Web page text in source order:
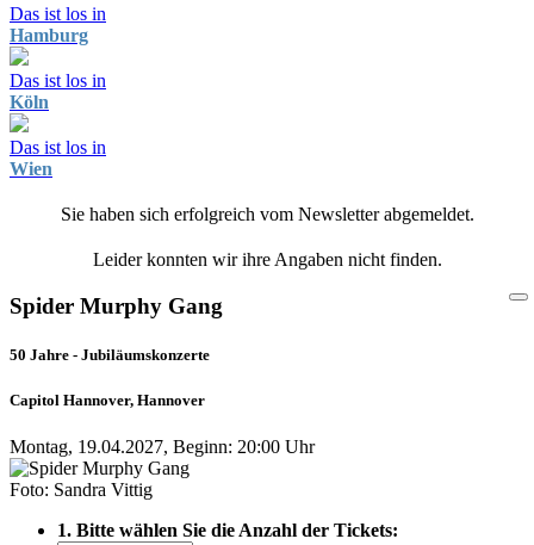
Das ist los in
Hamburg
Das ist los in
Köln
Das ist los in
Wien
Sie haben sich erfolgreich vom Newsletter abgemeldet.
Leider konnten wir ihre Angaben nicht finden.
Spider Murphy Gang
50 Jahre - Jubiläumskonzerte
Capitol Hannover, Hannover
Montag, 19.04.2027, Beginn: 20:00 Uhr
Foto: Sandra Vittig
1. Bitte wählen Sie die Anzahl der Tickets: